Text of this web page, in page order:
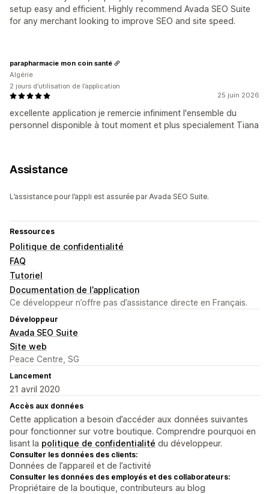
setup easy and efficient. Highly recommend Avada SEO Suite
for any merchant looking to improve SEO and site speed.
25 juin 2026
excellente application je remercie infiniment l'ensemble du
personnel disponible à tout moment et plus specialement Tiana
parapharmacie mon coin santé
Algérie
2 jours d’utilisation de l’application
Assistance
L’assistance pour l’appli est assurée par Avada SEO Suite.
Ressources
Politique de confidentialité
FAQ
Tutoriel
Documentation de l’application
Ce développeur n’offre pas d’assistance directe en Français.
Développeur
Avada SEO Suite
Site web
Peace Centre, SG
Lancement
21 avril 2020
Accès aux données
Cette application a besoin d’accéder aux données suivantes
pour fonctionner sur votre boutique. Comprendre pourquoi en
lisant la politique de confidentialité du développeur.
Consulter les données des clients:
Données de l’appareil et de l’activité
Consulter les données des employés et des collaborateurs:
Propriétaire de la boutique, contributeurs au blog